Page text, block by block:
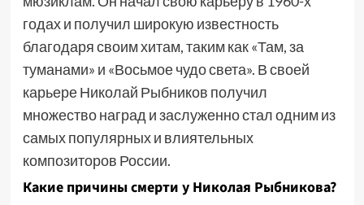
годах и получил широкую известность
благодаря своим хитам, таким как «Там, за
туманами» и «Восьмое чудо света». В своей
карьере Николай Рыбников получил
множество наград и заслуженно стал одним из
самых популярных и влиятельных
композиторов России.
Какие причины смерти у Николая Рыбникова?